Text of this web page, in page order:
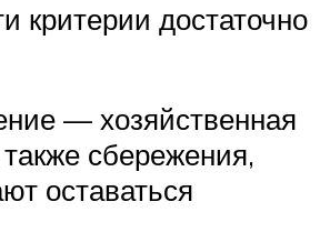
критерии достаточно
— хозяйственная
сбережения,
оставаться